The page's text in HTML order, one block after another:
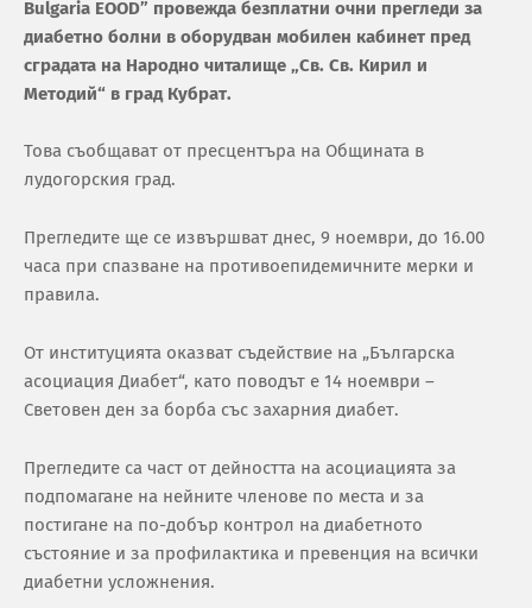
Bulgaria EOOD” провежда безплатни очни прегледи за
диабетно болни в оборудван мобилен кабинет пред
сградата на Народно читалище „Св. Св. Кирил и
Методий“ в град Кубрат.
Това съобщават от пресцентъра на Общината в
лудогорския град.
Прегледите ще се извършват днес, 9 ноември, до 16.00
часа при спазване на противоепидемичните мерки и
правила.
От институцията оказват съдействие на „Българска
асоциация Диабет“, като поводът е 14 ноември –
Световен ден за борба със захарния диабет.
Прегледите са част от дейността на асоциацията за
подпомагане на нейните членове по места и за
постигане на по-добър контрол на диабетното
състояние и за профилактика и превенция на всички
диабетни усложнения.